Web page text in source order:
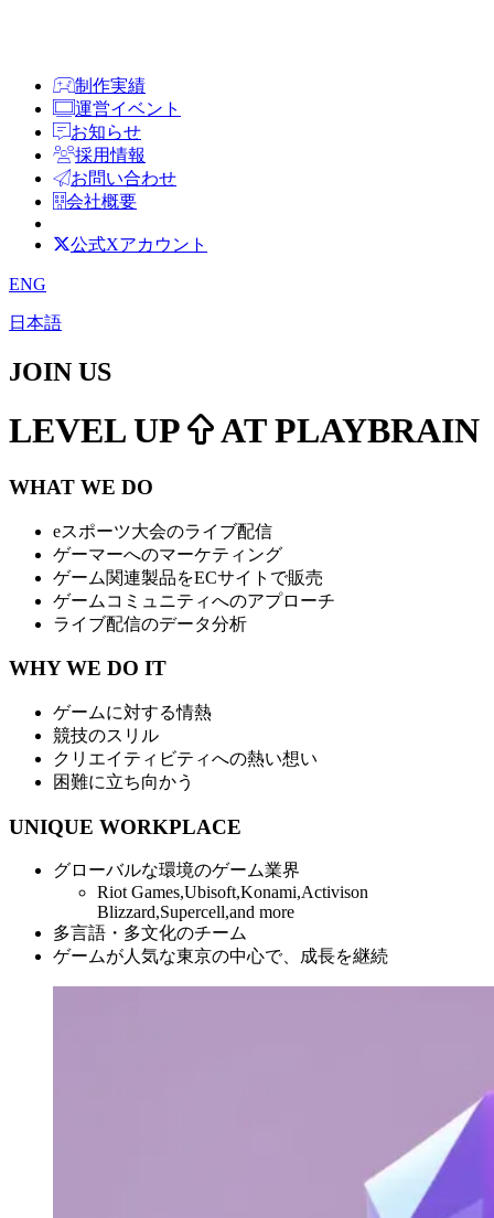
制作実績
運営イベント
お知らせ
採用情報
お問い合わせ
会社概要
公式Xアカウント
ENG
日本語
JOIN US
LEVEL UP AT PLAYBRAIN
WHAT WE DO
eスポーツ大会のライブ配信
ゲーマーへのマーケティング
ゲーム関連製品をECサイトで販売
ゲームコミュニティへのアプローチ
ライブ配信のデータ分析
WHY WE DO IT
ゲームに対する情熱
競技のスリル
クリエイティビティへの熱い想い
困難に立ち向かう
UNIQUE WORKPLACE
グローバルな環境のゲーム業界
Riot Games,Ubisoft,Konami,Activison
Blizzard,Supercell,and more
多言語・多文化のチーム
ゲームが人気な東京の中心で、成長を継続